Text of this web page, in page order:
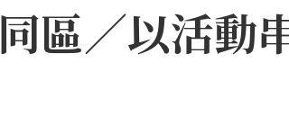
區／以活動